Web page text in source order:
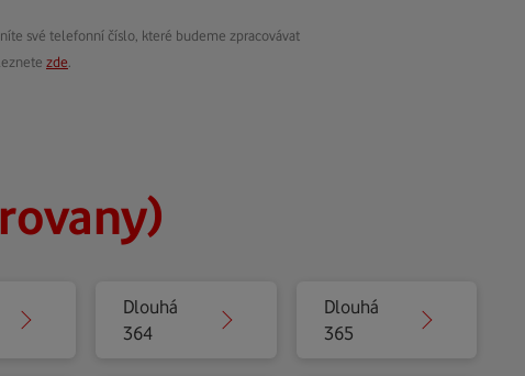
své telefonní číslo, které budeme zpracovávat
zde
Dlouhá
364
Dlouhá
365